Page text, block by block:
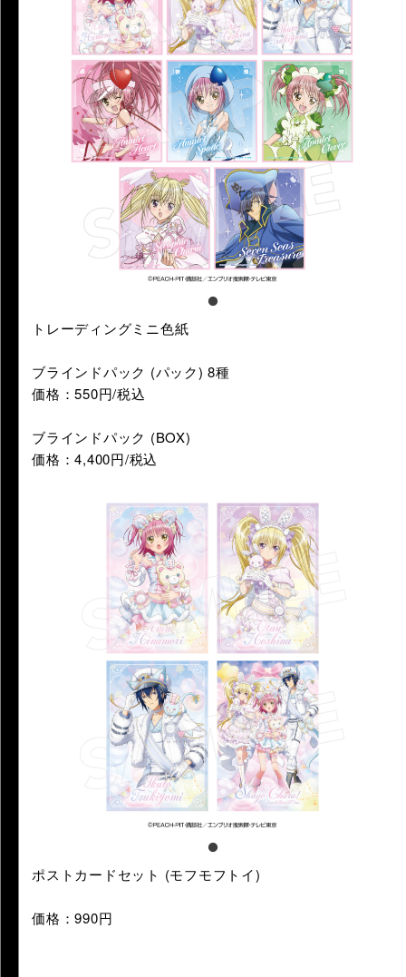
トレーディングミニ色紙
ブラインドパック (パック) 8種
価格：550円/税込
ブラインドパック (BOX)
価格：4,400円/税込
ポストカードセット (モフモフトイ)
価格：990円